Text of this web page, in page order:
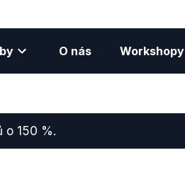
O nás Workshopy
150 %.